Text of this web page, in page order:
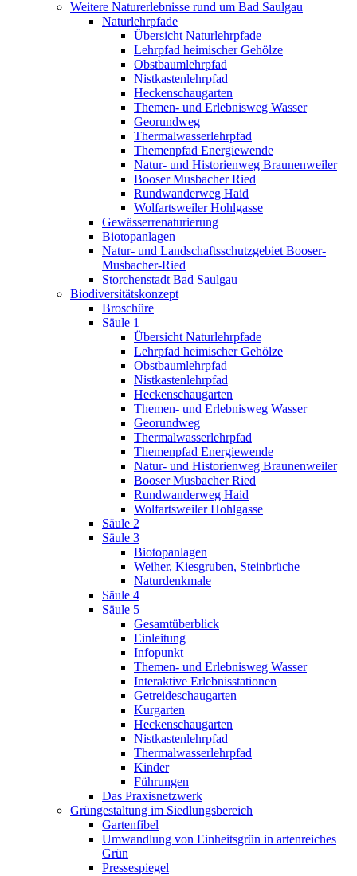
Weitere Naturerlebnisse rund um Bad Saulgau
Naturlehrpfade
Übersicht Naturlehrpfade
Lehrpfad heimischer Gehölze
Obstbaumlehrpfad
Nistkastenlehrpfad
Heckenschaugarten
Themen- und Erlebnisweg Wasser
Georundweg
Thermalwasserlehrpfad
Themenpfad Energiewende
Natur- und Historienweg Braunenweiler
Booser Musbacher Ried
Rundwanderweg Haid
Wolfartsweiler Hohlgasse
Gewässerrenaturierung
Biotopanlagen
Natur- und Landschaftsschutzgebiet Booser-
Musbacher-Ried
Storchenstadt Bad Saulgau
Biodiversitätskonzept
Broschüre
Säule 1
Übersicht Naturlehrpfade
Lehrpfad heimischer Gehölze
Obstbaumlehrpfad
Nistkastenlehrpfad
Heckenschaugarten
Themen- und Erlebnisweg Wasser
Georundweg
Thermalwasserlehrpfad
Themenpfad Energiewende
Natur- und Historienweg Braunenweiler
Booser Musbacher Ried
Rundwanderweg Haid
Wolfartsweiler Hohlgasse
Säule 2
Säule 3
Biotopanlagen
Weiher, Kiesgruben, Steinbrüche
Naturdenkmale
Säule 4
Säule 5
Gesamtüberblick
Einleitung
Infopunkt
Themen- und Erlebnisweg Wasser
Interaktive Erlebnisstationen
Getreideschaugarten
Kurgarten
Heckenschaugarten
Nistkastenlehrpfad
Thermalwasserlehrpfad
Kinder
Führungen
Das Praxisnetzwerk
Grüngestaltung im Siedlungsbereich
Gartenfibel
Umwandlung von Einheitsgrün in artenreiches
Grün
Pressespiegel